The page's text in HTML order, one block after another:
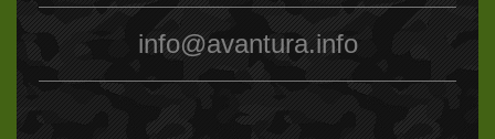
info@avantura.info